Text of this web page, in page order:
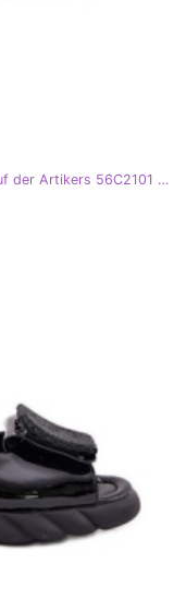
Openwork -Schuhe aus natürlichen Leder auf der Artikers 56C2101 Weiße Plattform